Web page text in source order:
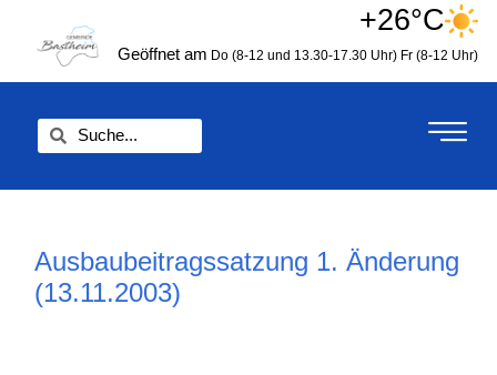
springen
+26°C
Geöffnet am Do (8-12 und 13.30-17.30 Uhr) Fr (8-12 Uhr)
Ausbaubeitragssatzung 1. Änderung
(13.11.2003)